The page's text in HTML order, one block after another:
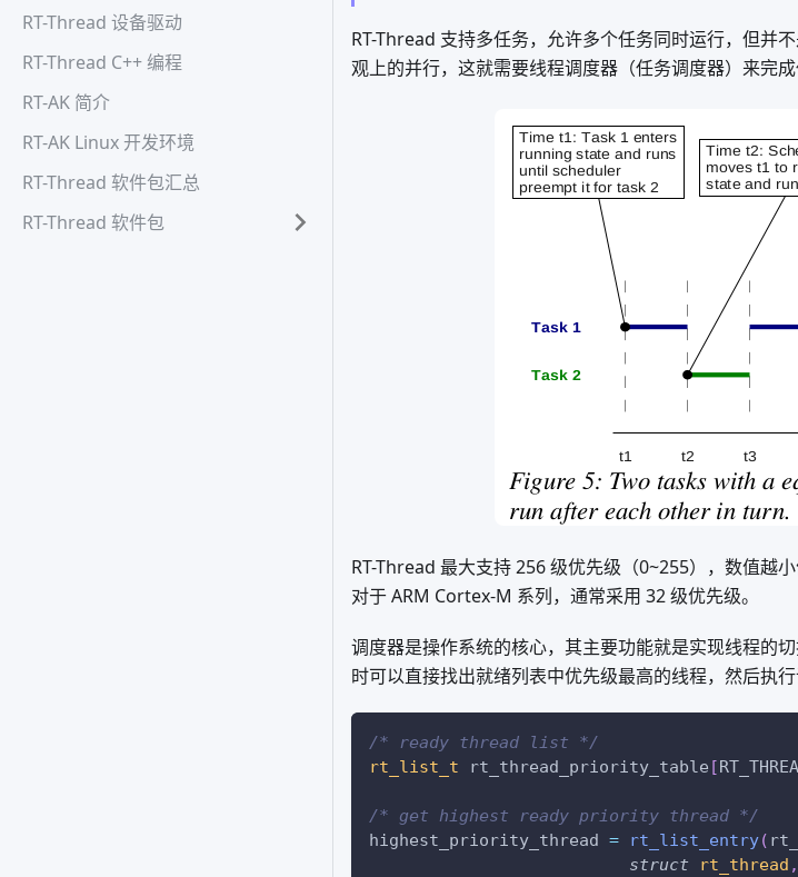
RT-Thread 设备驱动
RT-Thread C++ 编程
RT-AK 简介
RT-AK Linux 开发环境
RT-Thread 软件包汇总
RT-Thread 软件包
RT-Thread 支持多任务，允许多个任务同时运行，但并
观上的并行，这就需要线程调度器（任务调度器）来完成
RT-Thread 最大支持 256 级优先级（0~255），数值越
对于 ARM Cortex-M 系列，通常采用 32 级优先级。
调度器是操作系统的核心，其主要功能就是实现线程的
时可以直接找出就绪列表中优先级最高的线程，然后执
/* ready thread list */
rt_list_t rt_thread_priority_table [
/* get highest ready priority thread */
highest_priority_thread = rt_list_entry(
struct
rt_thread ,